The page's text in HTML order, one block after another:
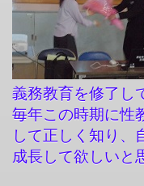
義務教育を修了し
毎年この時期に性
して正しく知り、
成長して欲しいと